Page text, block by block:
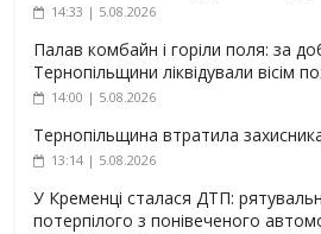
14:33 | 5.08.2026
Палав комбайн і горіли поля: за
Тернопільщини ліквідували вісім
14:00 | 5.08.2026
Тернопільщина втратила
13:14 | 5.08.2026
У Кременці сталася ДТП:
потерпілого з понівеченого